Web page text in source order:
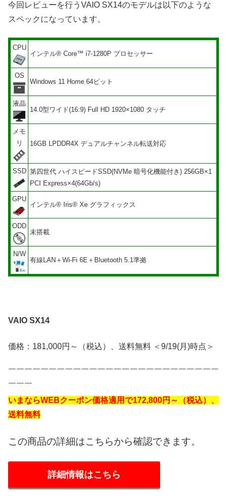
今回レビューを行うVAIO SX14のモデルは以下のような
スペックになっています。
CPU
インテル® Core™ i7-1280P プロセッサー
OS
Windows 11 Home 64ビット
液晶
14.0型ワイド(16:9) Full HD 1920×1080 タッチ
メモ
リ
16GB LPDDR4X デュアルチャンネル転送対応
SSD 第四世代 ハイスピードSSD(NVMe 暗号化機能付き) 256GB×1
PCI Express×4(64Gb/s)
GPU
インテル® Iris® Xe グラフィックス
ODD
未搭載
N/W
有線LAN＋Wi-Fi 6E＋Bluetooth 5.1準拠
VAIO SX14
価格：181,000円～（税込）、送料無料 ＜9/19(月)時点＞
￣￣￣￣￣￣￣￣￣￣￣￣￣￣￣￣￣￣￣￣￣￣￣￣￣￣
￣￣￣
いまならWEBクーポン価格適用で172,800円～（税込）、
送料無料
この商品の詳細はこちらから確認できます。
詳細情報はこちら